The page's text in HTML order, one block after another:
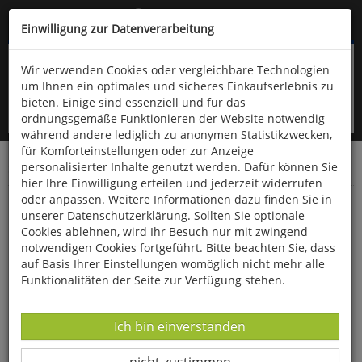
Kompletten Head der Seite überspringen
oder (06766) 9323-960
Startseite Bücher Verschiedene Sachgebiete
Die Sache mit Israel
Einwilligung zur Datenverarbeitung
Wir verwenden Cookies oder vergleichbare Technologien
um Ihnen ein optimales und sicheres Einkaufserlebnis zu
bieten. Einige sind essenziell und für das
ordnungsgemäße Funktionieren der Website notwendig
während andere lediglich zu anonymen Statistikzwecken,
für Komforteinstellungen oder zur Anzeige
personalisierter Inhalte genutzt werden. Dafür können Sie
hier Ihre Einwilligung erteilen und jederzeit widerrufen
oder anpassen. Weitere Informationen dazu finden Sie in
unserer Datenschutzerklärung. Sollten Sie optionale
Cookies ablehnen, wird Ihr Besuch nur mit zwingend
notwendigen Cookies fortgeführt. Bitte beachten Sie, dass
auf Basis Ihrer Einstellungen womöglich nicht mehr alle
Funktionalitäten der Seite zur Verfügung stehen.
Datenverarbeitung -
Ich bin einverstanden